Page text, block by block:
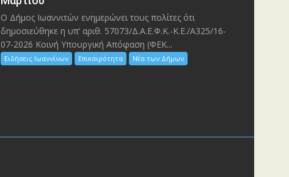
Ο Δήμος Ιωαννιτών ενημερώνει τους πολίτες ότι
δημοσιεύθηκε η υπ’ αριθ. 57073/Δ.Α.Ε.Φ.Κ.-Κ.Ε./Α325/16-
07-2026 Κοινή Υπουργική Απόφαση (ΦΕΚ...
Ειδήσεις Ιωαννίνων Επικαιρότητα Νέα των Δήμων